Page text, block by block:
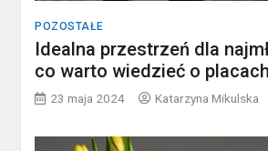
POZOSTAŁE
Idealna przestrzeń dla
co warto wiedzieć o
23 maja 2024 Katarzyna Mikulska